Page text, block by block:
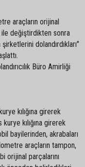
araçların orijinal
ile değiştirdikten sonra
dolandırdıkları"
Büro Amirliği
kılığına girerek
kılığına girerek
bayilerinden, akrabaları
araçların tampon,
orijinal parçalarını